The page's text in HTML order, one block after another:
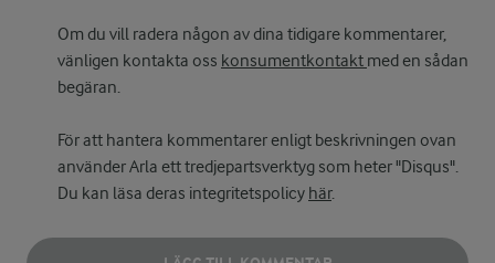
Om du vill radera någon av dina tidigare kommentarer,
vänligen kontakta oss konsumentkontakt med en sådan
begäran.
För att hantera kommentarer enligt beskrivningen ovan
använder Arla ett tredjepartsverktyg som heter "Disqus".
Du kan läsa deras integritetspolicy här.